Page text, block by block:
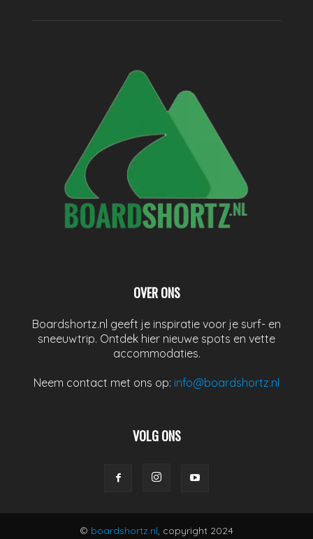
OVER ONS
Boardshortz.nl geeft je inspiratie voor je surf- en
sneeuwtrip. Ontdek hier nieuwe spots en vette
accommodaties.
Neem contact met ons op: info@boardshortz.nl
VOLG ONS
© boardshortz.nl, copyright 2024